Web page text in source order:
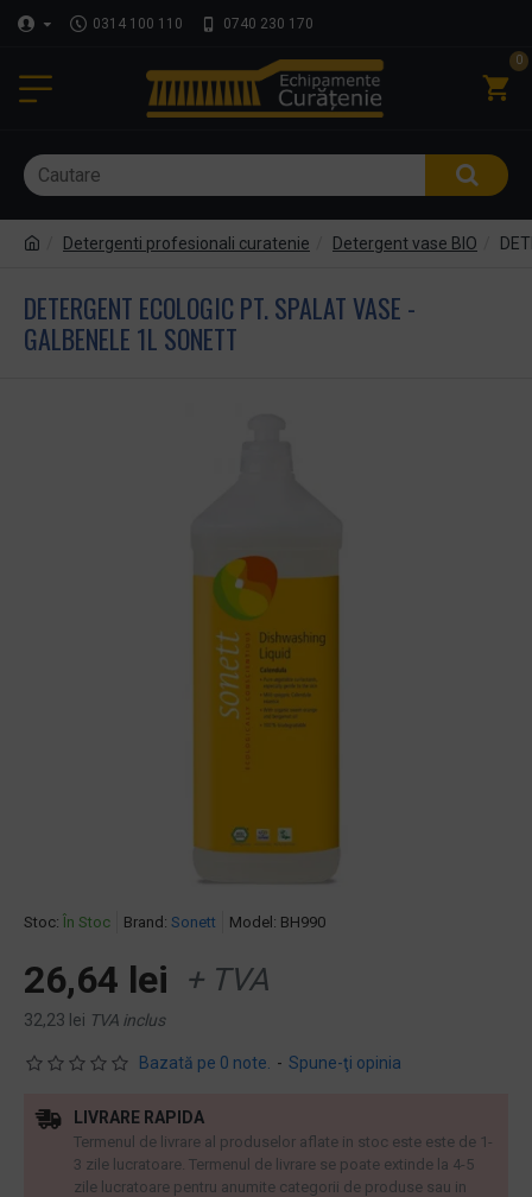
0314 100 110 0740 230 170
0
Detergenti profesionali curatenie Detergent vase BIO
DETERGENT ECOLOGIC PT. SPALAT VASE -
GALBENELE 1L SONETT
Stoc: În Stoc Brand: Sonett Model: BH990
Bazată pe 0 note. - Spune-ţi opinia
26,64 lei + TVA
32,23 lei TVA inclus
LIVRARE RAPIDA
Termenul de livrare al produselor aflate in stoc este este de 1-
3 zile lucratoare. Termenul de livrare se poate extinde la 4-5
zile lucratoare pentru anumite categorii de produse sau in